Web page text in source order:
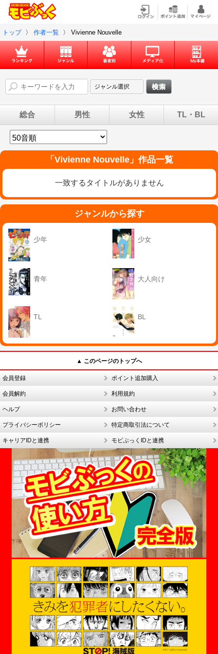
トップ 〉 作者一覧 〉 Vivienne Nouvelle
総合 男性 女性 TL・BL
「 Vivienne Nouvelle」作品一覧
一致するタイトルがありません
ジャンルから探す
少年 少女
青年 大人向け
TL BL
▲ このページのトップへ
会員登録 ポイント追加購入
会員解約 利用規約
ヘルプ お問い合わせ
プライバシーポリシー 特定商取引法について
キャリアIDと連携 モビぶっくIDと連携